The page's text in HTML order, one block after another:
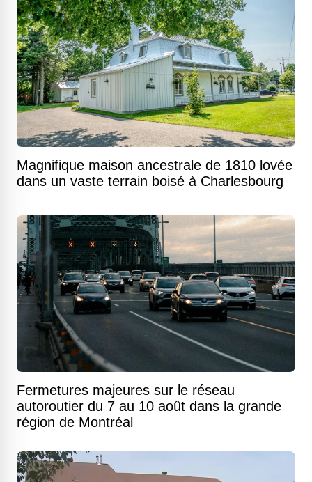
Magnifique maison ancestrale de 1810 lovée
dans un vaste terrain boisé à Charlesbourg
Fermetures majeures sur le réseau
autoroutier du 7 au 10 août dans la grande
région de Montréal